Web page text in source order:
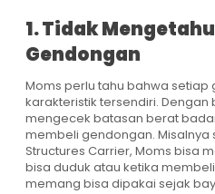
1. Tidak
Gendongan
Moms perlu tahu bahwa setiap
karakteristik tersendiri. Dengan
mengecek batasan berat
membeli gendongan. Misalnya
Structures Carrier, Moms bisa
bisa duduk atau ketika
memang bisa dipakai sejak